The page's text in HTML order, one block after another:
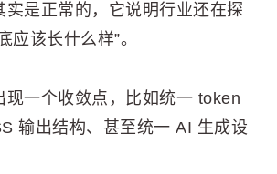
实是正常的，它说明行业还在探
应该长什么样”。
现一个收敛点，比如统一 token
输出结构、甚至统一 AI 生成设